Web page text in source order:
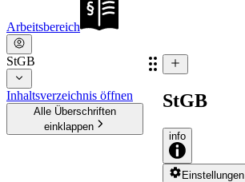
Arbeitsbereich
StGB
Inhaltsverzeichnis öffnen
Alle Überschriften
einklappen
StGB
info
Einstellungen